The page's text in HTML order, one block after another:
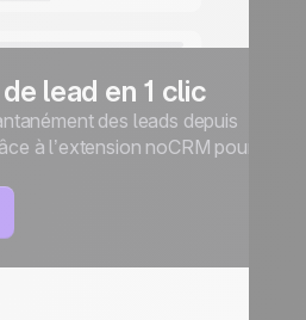
lead en 1 clic
des leads depuis
à l’extension noCRM pour votre